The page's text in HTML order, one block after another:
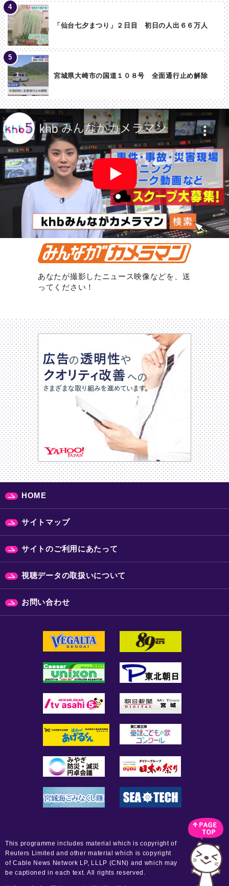
「仙台七夕まつり」２日目 初日の人出６６万人
宮城県大崎市の国道１０８号 全面通行止め解除
あなたが撮影したニュース映像などを、送
ってください！
HOME
サイトマップ
サイトのご利用にあたって
視聴データの取扱いについて
お問い合わせ
This programme includes material which is copyright of
Reuters Limited and other material which is copyright
of Cable News Network LP, LLLP (CNN) and which may
be captioned in each text. All rights reserved.